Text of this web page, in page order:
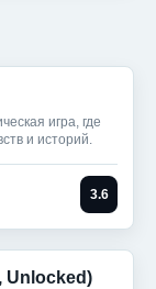
игра, где
и историй.
3.6
Unlocked)